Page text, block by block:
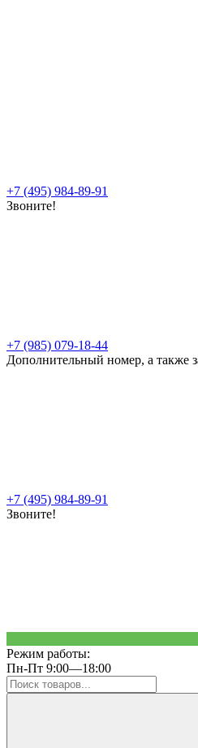
+7 (495) 984-89-91
Звоните!
+7 (985) 079-18-44
Дополнительный номер, а также
+7 (495) 984-89-91
Звоните!
Режим работы:
Пн-Пт 9:00—18:00